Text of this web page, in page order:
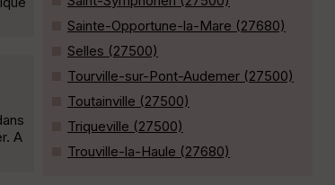
A
Sainte-Opportune-la-Mare (27680)
Selles (27500)
Tourville-sur-Pont-Audemer (27500)
Toutainville (27500)
Triqueville (27500)
Trouville-la-Haule (27680)